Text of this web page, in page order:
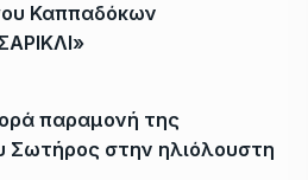
Καππαδόκων
παραμονή της
στην ηλιόλουστη